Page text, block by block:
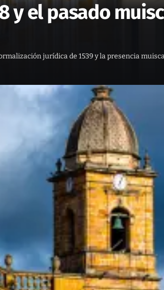
y el pasado
jurídica de 1539 y la presencia